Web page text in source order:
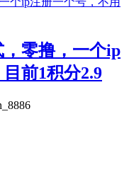
零撸，一个ip
前1积分2.9